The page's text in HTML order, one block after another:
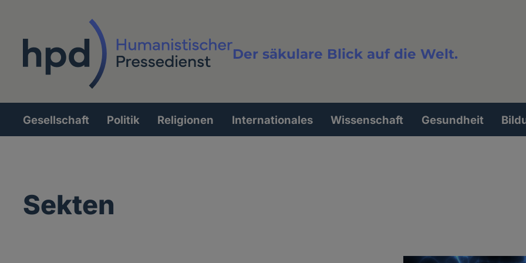
Der säkulare Blick auf die Welt.
Volltextsuche
Hauptnavigation
Gesellschaft Politik Religionen Internationales Wissenschaft Gesundheit
Sekten